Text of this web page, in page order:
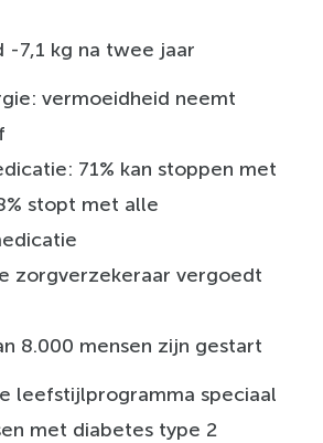
-7,1 kg na twee jaar
vermoeidheid neemt
71% kan stoppen met
stopt met alle
zorgverzekeraar vergoedt
8.000 mensen zijn gestart
leefstijlprogramma speciaal
met diabetes type 2